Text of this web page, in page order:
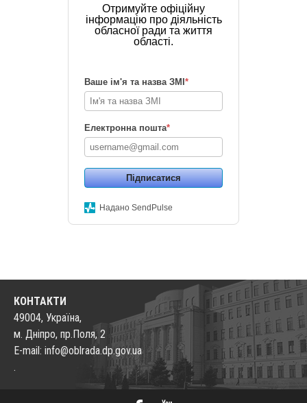
Отримуйте офіційну
інформацію про діяльність
обласної ради та життя
області.
Ваше ім'я та назва ЗМІ *
Електронна пошта*
Підписатися
Надано SendPulse
КОНТАКТИ
49004, Україна,
м. Дніпро, пр.Поля, 2
E-mail: info@oblrada.dp.gov.ua
.